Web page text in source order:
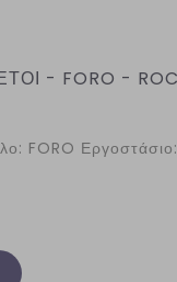
- FORO -
FORO Εργοστάσιο: